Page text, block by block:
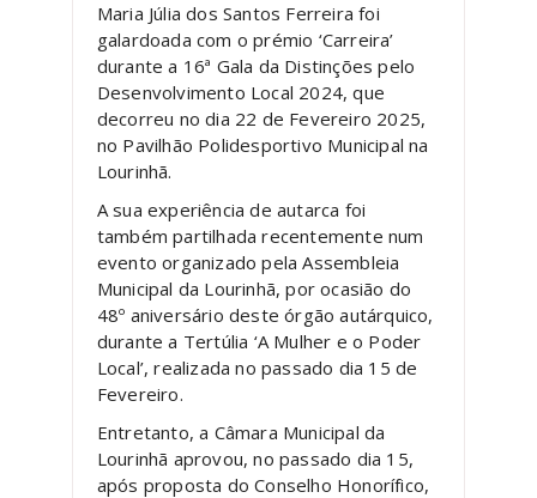
Maria Júlia dos Santos Ferreira foi
galardoada com o prémio ‘Carreira’
durante a 16ª Gala da Distinções pelo
Desenvolvimento Local 2024, que
decorreu no dia 22 de Fevereiro 2025,
no Pavilhão Polidesportivo Municipal na
Lourinhã.
A sua experiência de autarca foi
também partilhada recentemente num
evento organizado pela Assembleia
Municipal da Lourinhã, por ocasião do
48º aniversário deste órgão autárquico,
durante a Tertúlia ‘A Mulher e o Poder
Local’, realizada no passado dia 15 de
Fevereiro.
Entretanto, a Câmara Municipal da
Lourinhã aprovou, no passado dia 15,
após proposta do Conselho Honorífico,